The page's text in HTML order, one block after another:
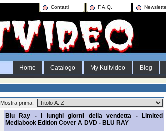
Contatti F.A.Q.
Home Catalogo My Kultvideo Blog
Mostra prima:
Blu Ray - I lunghi giorni della vendetta - Limited
Mediabook Edition Cover A DVD - BLU RAY